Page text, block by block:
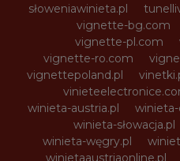
słoweniawinieta.pl
vignette-bg.com
vignette-pl.com
vignette-ro.com
vignettepoland.pl
winieta-austria.pl
winieta-słowacja.pl
winieta-węgry.pl
winietaaustriaonline.pl